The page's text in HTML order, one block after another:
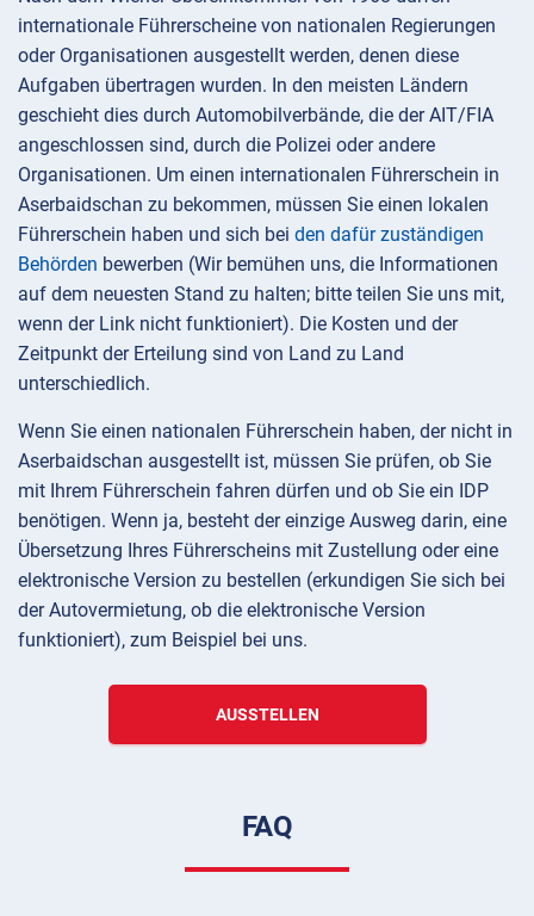
internationale Führerscheine von nationalen Regierungen
oder Organisationen ausgestellt werden, denen diese
Aufgaben übertragen wurden. In den meisten Ländern
geschieht dies durch Automobilverbände, die der AIT/FIA
angeschlossen sind, durch die Polizei oder andere
Organisationen. Um einen internationalen Führerschein in
Aserbaidschan zu bekommen, müssen Sie einen lokalen
Führerschein haben und sich bei den dafür zuständigen
Behörden bewerben (Wir bemühen uns, die Informationen
auf dem neuesten Stand zu halten; bitte teilen Sie uns mit,
wenn der Link nicht funktioniert). Die Kosten und der
Zeitpunkt der Erteilung sind von Land zu Land
unterschiedlich.
Wenn Sie einen nationalen Führerschein haben, der nicht in
Aserbaidschan ausgestellt ist, müssen Sie prüfen, ob Sie
mit Ihrem Führerschein fahren dürfen und ob Sie ein IDP
benötigen. Wenn ja, besteht der einzige Ausweg darin, eine
Übersetzung Ihres Führerscheins mit Zustellung oder eine
elektronische Version zu bestellen (erkundigen Sie sich bei
der Autovermietung, ob die elektronische Version
funktioniert), zum Beispiel bei uns.
AUSSTELLEN
FAQ